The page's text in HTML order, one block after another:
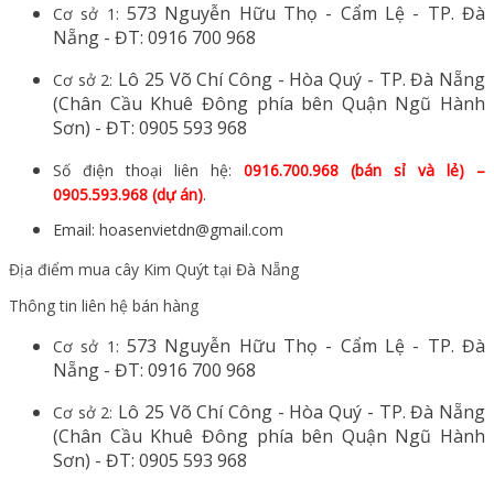
Cơ sở 1: 573 Nguyễn Hữu Thọ - Cẩm Lệ - TP. Đà
Nẵng - ĐT: 0916 700 968
Cơ sở 2: Lô 25 Võ Chí Công - Hòa Quý - TP. Đà Nẵng
(Chân Cầu Khuê Đông phía bên Quận Ngũ Hành
Sơn) - ĐT: 0905 593 968
​Số điện thoại liên hệ: 0916.700.968 (bán sỉ và lẻ) –
0905.593.968 (dự án).
Email: hoasenvietdn@gmail.com
Địa điểm mua cây Kim Quýt tại Đà Nẵng
Thông tin liên hệ bán hàng
Cơ sở 1: 573 Nguyễn Hữu Thọ - Cẩm Lệ - TP. Đà
Nẵng - ĐT: 0916 700 968
Cơ sở 2: Lô 25 Võ Chí Công - Hòa Quý - TP. Đà Nẵng
(Chân Cầu Khuê Đông phía bên Quận Ngũ Hành
Sơn) - ĐT: 0905 593 968